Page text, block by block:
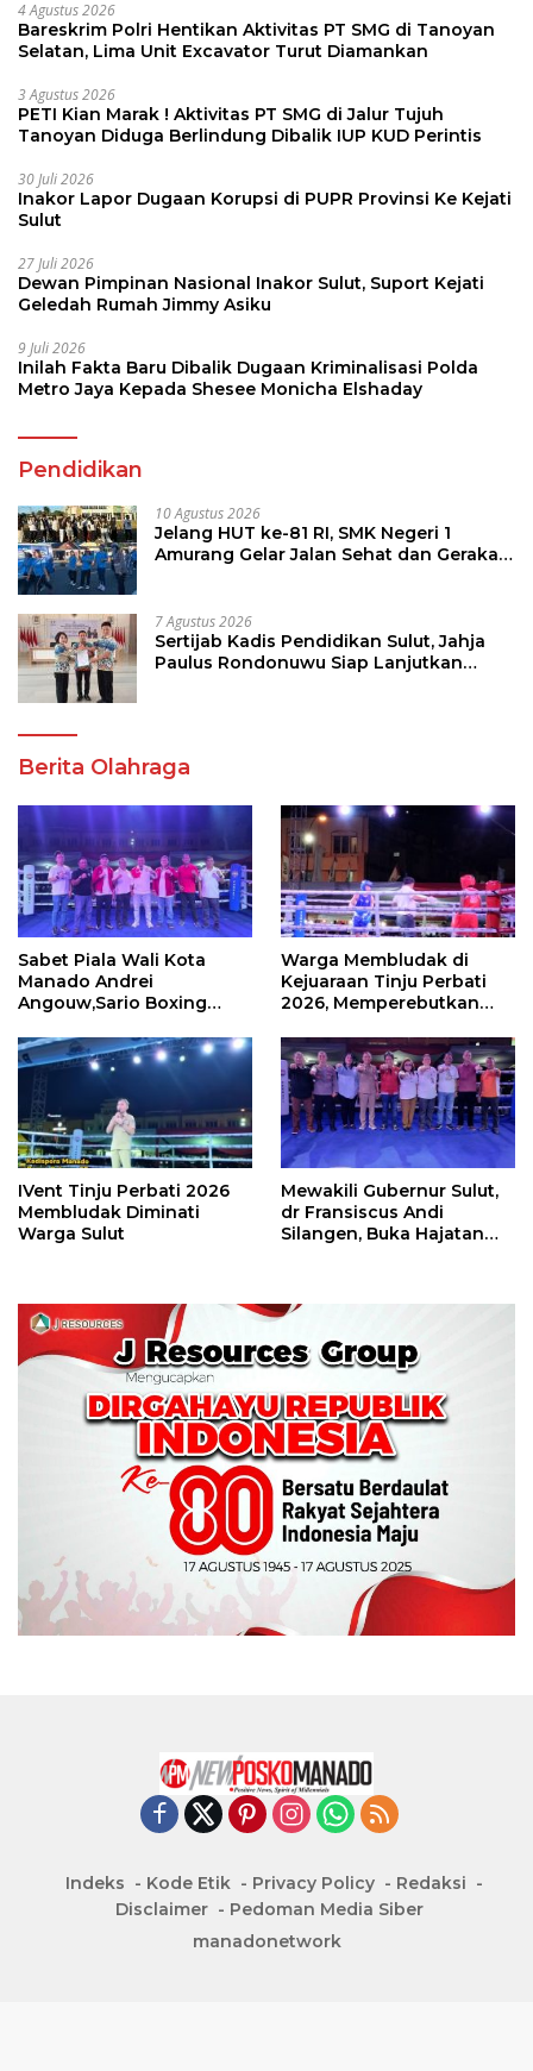
4 Agustus 2026
Bareskrim Polri Hentikan Aktivitas PT SMG di Tanoyan
Selatan, Lima Unit Excavator Turut Diamankan
3 Agustus 2026
PETI Kian Marak ! Aktivitas PT SMG di Jalur Tujuh
Tanoyan Diduga Berlindung Dibalik IUP KUD Perintis
30 Juli 2026
Inakor Lapor Dugaan Korupsi di PUPR Provinsi Ke Kejati
Sulut
27 Juli 2026
Dewan Pimpinan Nasional Inakor Sulut, Suport Kejati
Geledah Rumah Jimmy Asiku
9 Juli 2026
Inilah Fakta Baru Dibalik Dugaan Kriminalisasi Polda
Metro Jaya Kepada Shesee Monicha Elshaday
Pendidikan
10 Agustus 2026
Jelang HUT ke-81 RI, SMK Negeri 1
Amurang Gelar Jalan Sehat dan Gerakan
7 Agustus 2026
Sertijab Kadis Pendidikan Sulut, Jahja
Paulus Rondonuwu Siap Lanjutkan
Berita Olahraga
Sabet Piala Wali Kota
Manado Andrei
Angouw,Sario Boxing
Perbati 2026
Warga Membludak di
Kejuaraan Tinju Perbati
2026, Memperebutkan
IVent Tinju Perbati 2026
Membludak Diminati
Warga Sulut
Mewakili Gubernur Sulut,
dr Fransiscus Andi
Silangen, Buka Hajatan
Indeks Kode Etik Privacy Policy
Redaksi
Disclaimer
Pedoman Media Siber
manadonetwork